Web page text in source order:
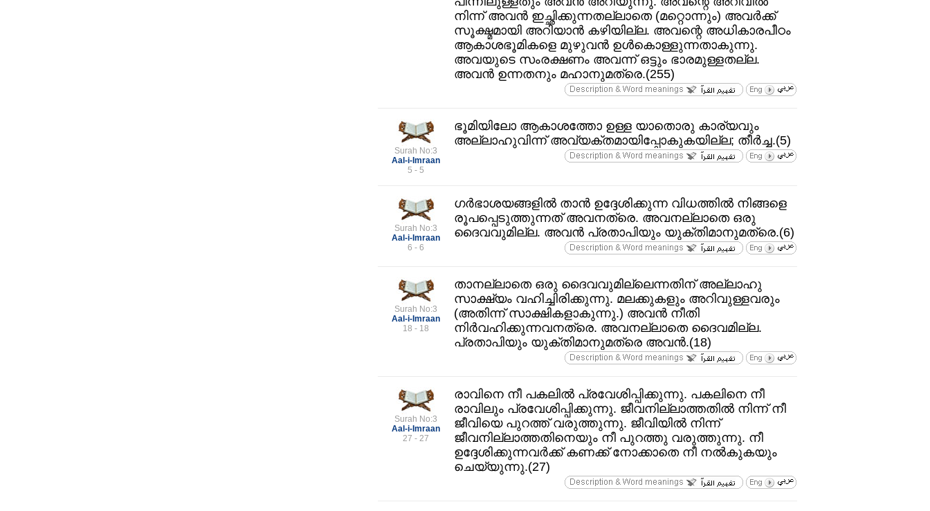
നിന്ന്‌ അവന്‍ ഇച്ഛിക്കുന്നതല്ലാതെ (മറ്റൊന്നും) അവര്‍ക്ക്‌
സൂക്ഷ്മമായി അറിയാന്‍ കഴിയില്ല. അവന്റെ അധികാരപീഠം
ആകാശഭൂമികളെ മുഴുവന്‍ ഉള്‍കൊള്ളുന്നതാകുന്നു.
അവയുടെ സംരക്ഷണം അവന്ന്‌ ഒട്ടും ഭാരമുള്ളതല്ല.
അവന്‍ ഉന്നതനും മഹാനുമത്രെ.(255)
Surah No:3
Aal-i-Imraan
5 - 5
ഭൂമിയിലോ ആകാശത്തോ ഉള്ള യാതൊരു കാര്യവും
അല്ലാഹുവിന്ന്‌ അവ്യക്തമായിപ്പോകുകയില്ല; തീര്‍ച്ച.(5)
Surah No:3
Aal-i-Imraan
6 - 6
ഗര്‍ഭാശയങ്ങളില്‍ താന്‍ ഉദ്ദേശിക്കുന്ന വിധത്തില്‍ നിങ്ങളെ
രൂപപ്പെടുത്തുന്നത്‌ അവനത്രെ. അവനല്ലാതെ ഒരു
ദൈവവുമില്ല. അവന്‍ പ്രതാപിയും യുക്തിമാനുമത്രെ.(6)
Surah No:3
Aal-i-Imraan
18 - 18
താനല്ലാതെ ഒരു ദൈവവുമില്ലെന്നതിന്‌ അല്ലാഹു
സാക്ഷ്യം വഹിച്ചിരിക്കുന്നു. മലക്കുകളും അറിവുള്ളവരും
(അതിന്ന്‌ സാക്ഷികളാകുന്നു.) അവന്‍ നീതി
നിര്‍വഹിക്കുന്നവനത്രെ. അവനല്ലാതെ ദൈവമില്ല.
പ്രതാപിയും യുക്തിമാനുമത്രെ അവന്‍.(18)
Surah No:3
Aal-i-Imraan
27 - 27
രാവിനെ നീ പകലില്‍ പ്രവേശിപ്പിക്കുന്നു. പകലിനെ നീ
രാവിലും പ്രവേശിപ്പിക്കുന്നു. ജീവനില്ലാത്തതില്‍ നിന്ന്‌ നീ
ജീവിയെ പുറത്ത്‌ വരുത്തുന്നു. ജീവിയില്‍ നിന്ന്‌
ജീവനില്ലാത്തതിനെയും നീ പുറത്തു വരുത്തുന്നു. നീ
ഉദ്ദേശിക്കുന്നവര്‍ക്ക്‌ കണക്ക്‌ നോക്കാതെ നീ നല്‍കുകയും
ചെയ്യുന്നു.(27)